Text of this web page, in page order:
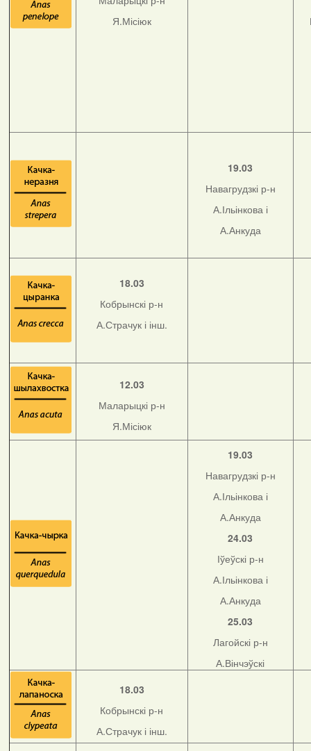
Я.Місіюк
19.03
Навагрудзкі р-н
А.Ільінкова і
А.Анкуда
18.03
Кобрынскі р-н
А.Страчук і інш.
12.03
Маларыцкі р-н
Я.Місіюк
19.03
Навагрудзкі р-н
А.Ільінкова і
А.Анкуда
24.03
Іўеўскі р-н
А.Ільінкова і
А.Анкуда
25.03
Лагойскі р-н
А.Вінчэўскі
18.03
Кобрынскі р-н
А.Страчук і інш.